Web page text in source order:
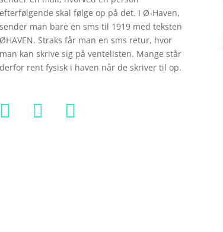
efterfølgende skal følge op på det. I Ø-Haven,
sender man bare en sms til 1919 med teksten
ØHAVEN. Straks får man en sms retur, hvor
man kan skrive sig på ventelisten. Mange står
derfor rent fysisk i haven når de skriver til op.
  